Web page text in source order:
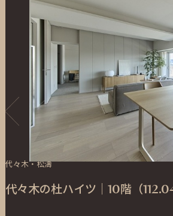
代々木・松濤
代々木の杜ハイツ｜10階（